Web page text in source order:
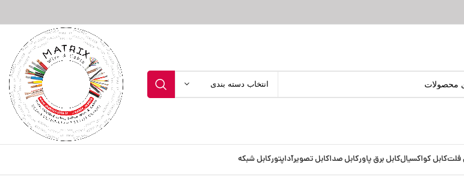
انتخاب دسته بندی
فلتکابل کواکسیالکابل برق پاورکابل صداکابل تصویرآداپتورکابل شبکه